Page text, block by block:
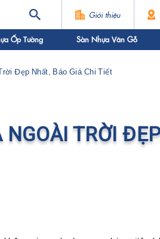
Giới thiệu
Ốp Tường Sàn Nhựa Vân Gỗ
Đẹp Nhất, Báo Giá Chi Tiết
TRỜI